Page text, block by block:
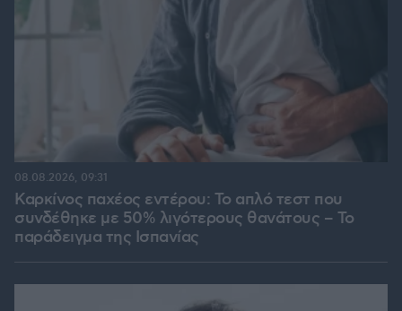
Καρκίνος παχέος εντέρου: Το απλό τεστ που
συνδέθηκε με 50% λιγότερους θανάτους – Το
παράδειγμα της Ισπανίας
08.08.2026, 09:31